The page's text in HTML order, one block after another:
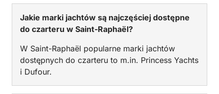
Jakie marki jachtów są najczęściej dostępne
do czarteru w Saint-Raphaël?
W Saint-Raphaël popularne marki jachtów
dostępnych do czarteru to m.in. Princess Yachts
i Dufour.